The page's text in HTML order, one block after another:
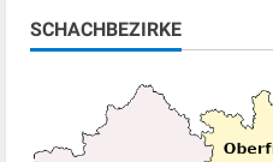
SCHACHBEZIRKE